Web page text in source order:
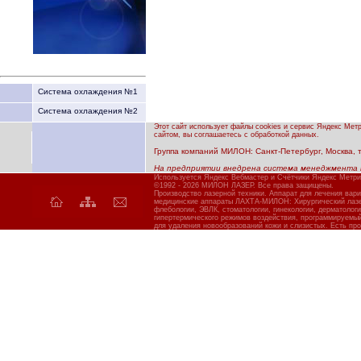
Система охлаждения №1
Система охлаждения №2
Этот сайт использует файлы cookies и сервис Яндекс
сайтом, вы соглашаетесь с обработкой данных.
Группа компаний МИЛОН: Санкт-Петербург, Москва,
На предприятии внедрена система менеджмента
Используется Яндекс Вебмастер и Счётчики Яндекс
©1992 - 2026 МИЛОН ЛАЗЕР. Все права защищены.
Производство лазерной техники. Аппарат для лечения
медицинские аппараты ЛАХТА-МИЛОН: Хирургический
флебологии, ЭВЛК, стоматологии, гинекологии,
гипертермического режимов воздействия,
для удаления новообразований кожи и слизистых. Есть